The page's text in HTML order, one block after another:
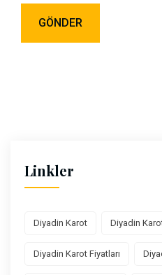
Linkler
Diyadin Karot Diyadin
Diyadin Karot Fiyatları